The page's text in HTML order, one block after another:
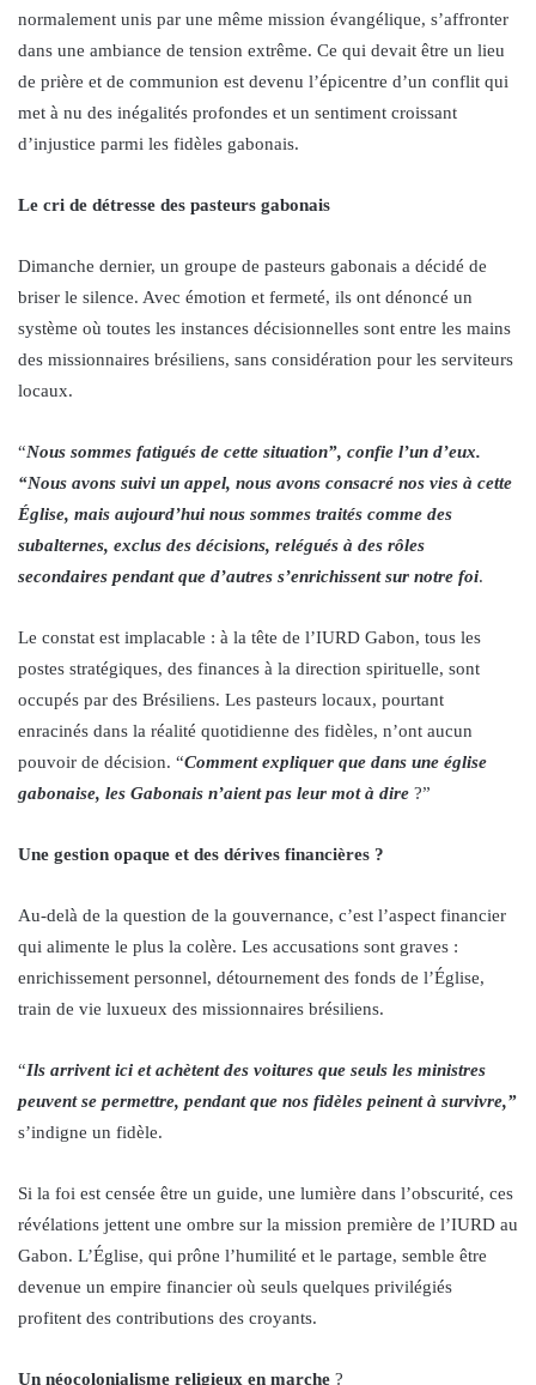
normalement unis par une même mission évangélique, s’affronter
dans une ambiance de tension extrême. Ce qui devait être un lieu
de prière et de communion est devenu l’épicentre d’un conflit qui
met à nu des inégalités profondes et un sentiment croissant
d’injustice parmi les fidèles gabonais.
Le cri de détresse des pasteurs gabonais
Dimanche dernier, un groupe de pasteurs gabonais a décidé de
briser le silence. Avec émotion et fermeté, ils ont dénoncé un
système où toutes les instances décisionnelles sont entre les mains
des missionnaires brésiliens, sans considération pour les serviteurs
locaux.
“Nous sommes fatigués de cette situation”, confie l’un d’eux.
“Nous avons suivi un appel, nous avons consacré nos vies à cette
Église, mais aujourd’hui nous sommes traités comme des
subalternes, exclus des décisions, relégués à des rôles
secondaires pendant que d’autres s’enrichissent sur notre foi.
Le constat est implacable : à la tête de l’IURD Gabon, tous les
postes stratégiques, des finances à la direction spirituelle, sont
occupés par des Brésiliens. Les pasteurs locaux, pourtant
enracinés dans la réalité quotidienne des fidèles, n’ont aucun
pouvoir de décision. “Comment expliquer que dans une église
gabonaise, les Gabonais n’aient pas leur mot à dire ?”
Une gestion opaque et des dérives financières ?
Au-delà de la question de la gouvernance, c’est l’aspect financier
qui alimente le plus la colère. Les accusations sont graves :
enrichissement personnel, détournement des fonds de l’Église,
train de vie luxueux des missionnaires brésiliens.
“Ils arrivent ici et achètent des voitures que seuls les ministres
peuvent se permettre, pendant que nos fidèles peinent à survivre,”
s’indigne un fidèle.
Si la foi est censée être un guide, une lumière dans l’obscurité, ces
révélations jettent une ombre sur la mission première de l’IURD au
Gabon. L’Église, qui prône l’humilité et le partage, semble être
devenue un empire financier où seuls quelques privilégiés
profitent des contributions des croyants.
Un néocolonialisme religieux en marche ?